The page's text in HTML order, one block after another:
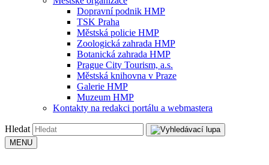
Dopravní podnik HMP
TSK Praha
Městská policie HMP
Zoologická zahrada HMP
Botanická zahrada HMP
Prague City Tourism, a.s.
Městská knihovna v Praze
Galerie HMP
Muzeum HMP
Kontakty na redakci portálu a webmastera
Hledat
MENU